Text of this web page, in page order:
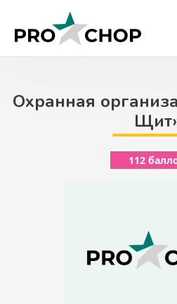
content
Охранная
112